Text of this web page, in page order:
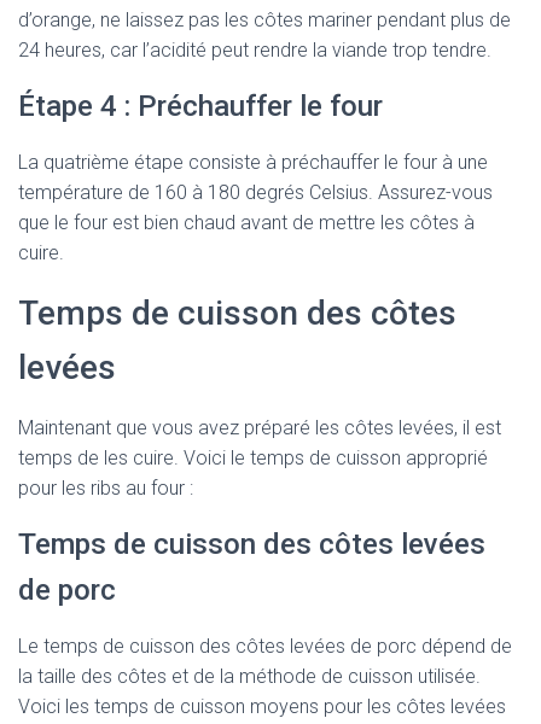
d’orange, ne laissez pas les côtes mariner pendant plus de
24 heures, car l’acidité peut rendre la viande trop tendre.
Étape 4 : Préchauffer le four
La quatrième étape consiste à préchauffer le four à une
température de 160 à 180 degrés Celsius. Assurez-vous
que le four est bien chaud avant de mettre les côtes à
cuire.
Temps de cuisson des côtes
levées
Maintenant que vous avez préparé les côtes levées, il est
temps de les cuire. Voici le temps de cuisson approprié
pour les ribs au four :
Temps de cuisson des côtes levées
de porc
Le temps de cuisson des côtes levées de porc dépend de
la taille des côtes et de la méthode de cuisson utilisée.
Voici les temps de cuisson moyens pour les côtes levées